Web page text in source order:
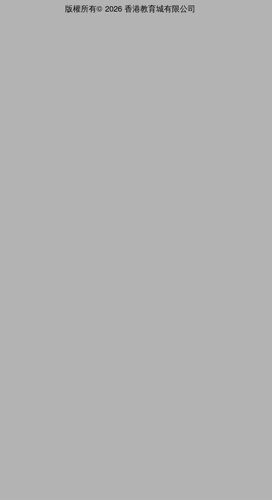
版權所有© 2026 香港教育城有限公司